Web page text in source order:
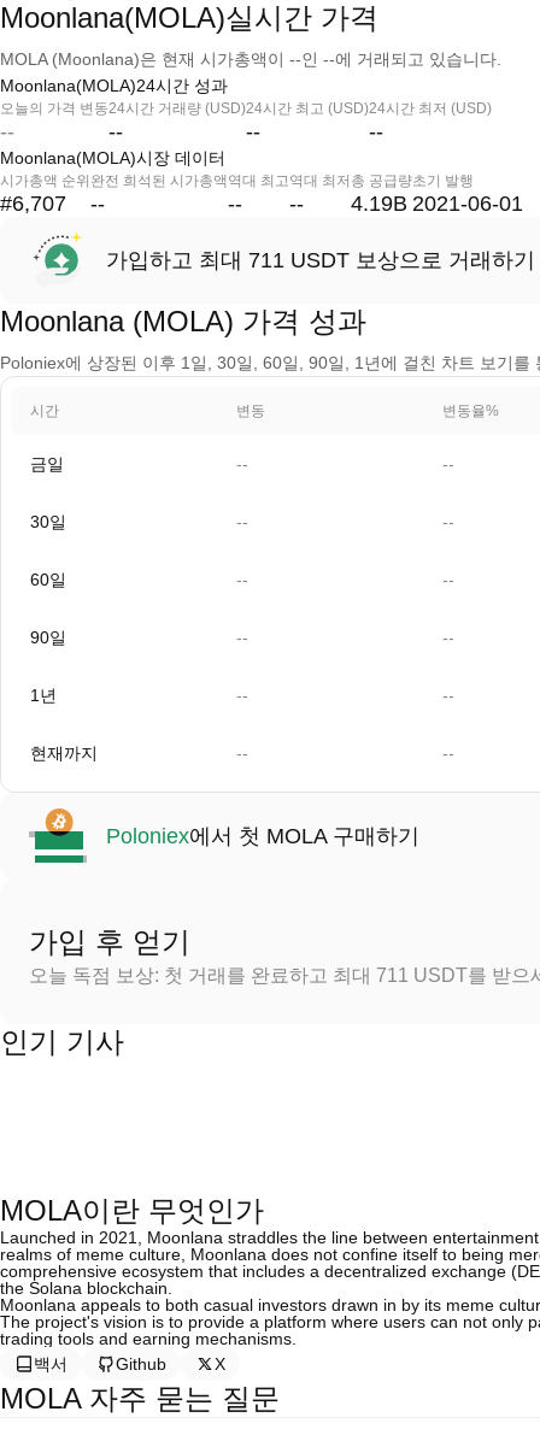
Moonlana(MOLA)실시간 가격
MOLA (Moonlana)은 현재 시가총액이 --인 --에 거래되고 있습니다.
Moonlana(MOLA)24시간 성과
오늘의 가격 변동
--
24시간 거래량 (USD)
--
24시간 최고 (USD)
--
24시간 최저 (USD)
--
Moonlana(MOLA)시장 데이터
시가총액 순위
#6,707
완전 희석된 시가총액
--
역대 최고
--
역대 최저
--
총 공급량
4.19B
초기 발행
2021-06-01
가입하고 최대 711 USDT 보상으로 거래하기
Moonlana (MOLA) 가격 성과
Poloniex에 상장된 이후 1일, 30일, 60일, 90일, 1년에 걸친 차트 보기
시간 변동 변동율%
금일 -- --
30일 -- --
60일 -- --
90일 -- --
1년 -- --
현재까지 -- --
Poloniex에서 첫 MOLA 구매하기
가입 후 얻기
오늘 독점 보상: 첫 거래를 완료하고 최대 711 USDT를 받으
인기 기사
MOLA이란 무엇인가
Launched in 2021, Moonlana straddles the line between
realms of meme culture, Moonlana does not confine itself to being
comprehensive ecosystem that includes a decentralized exchange
the Solana blockchain.
Moonlana appeals to both casual investors drawn in by its meme
The project's vision is to provide a platform where users can not only
trading tools and earning mechanisms.
백서
Github X
MOLA 자주 묻는 질문